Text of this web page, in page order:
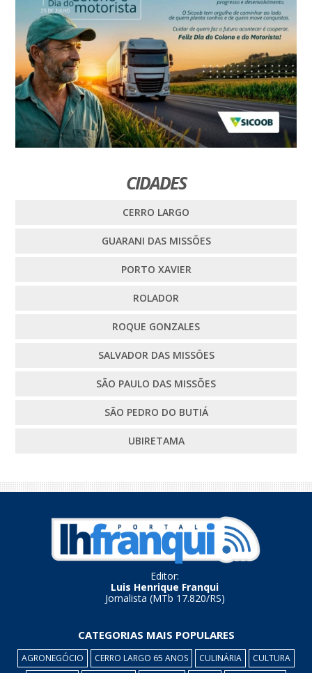
CIDADES
CERRO LARGO
GUARANI DAS MISSÕES
PORTO XAVIER
ROLADOR
ROQUE GONZALES
SALVADOR DAS MISSÕES
SÃO PAULO DAS MISSÕES
SÃO PEDRO DO BUTIÁ
UBIRETAMA
Editor:
Luis Henrique Franqui
Jornalista (MTb 17.820/RS)
CATEGORIAS MAIS POPULARES
AGRONEGÓCIO CERRO LARGO 65 ANOS CULINÁRIA CULTURA